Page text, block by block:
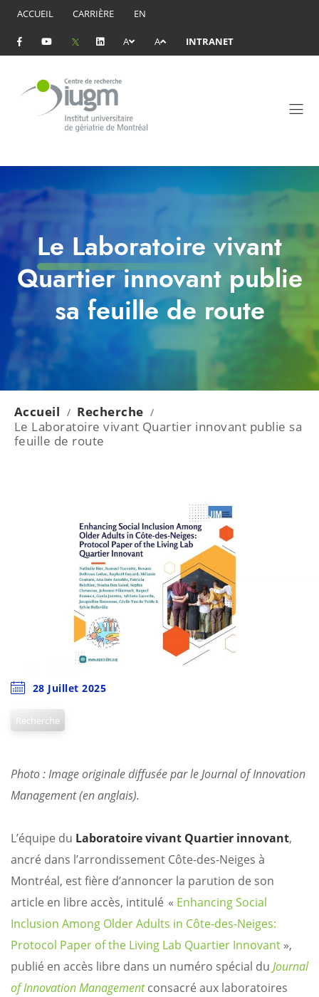
ACCUEIL CARRIÈRE EN
A A INTRANET
Le Laboratoire vivant
Quartier innovant publie
sa feuille de route
Accueil / Recherche /
Le Laboratoire vivant Quartier innovant publie sa
feuille de route
28 Juillet 2025
Recherche
Photo : Image originale diffusée par le Journal of Innovation
Management (en anglais).
L’équipe du Laboratoire vivant Quartier innovant,
ancré dans l’arrondissement Côte-des-Neiges à
Montréal, est fière d’annoncer la parution de son
article en libre accès, intitulé « Enhancing Social
Inclusion Among Older Adults in Côte-des-Neiges:
Protocol Paper of the Living Lab Quartier Innovant »,
publié en accès libre dans un numéro spécial du Journal
of Innovation Managementconsacré aux laboratoires